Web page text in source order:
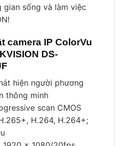
gian sống và làm việc
camera IP ColorVu
DS-
hiện người phương
thông minh
scan CMOS
H.264, H.264+;